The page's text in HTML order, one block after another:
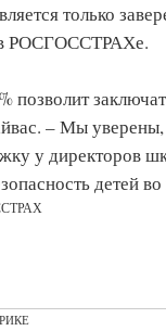
только
РОСГОССТРАХе.
позволит
– Мы
у директоров
детей